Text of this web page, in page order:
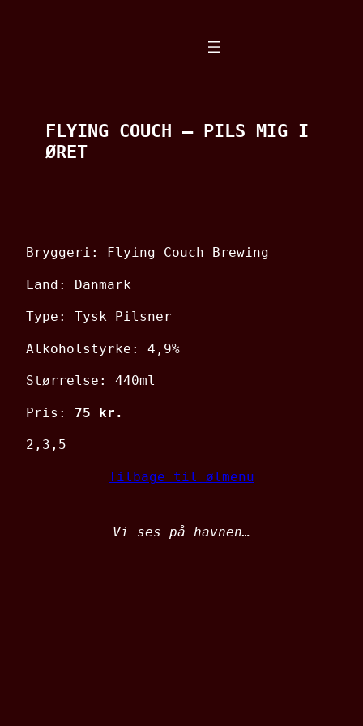
FLYING COUCH – PILS MIG I
ØRET
Bryggeri: Flying Couch Brewing
Land: Danmark
Type: Tysk Pilsner
Alkoholstyrke: 4,9%
Størrelse: 440ml
Pris: 75 kr.
2,3,5
Tilbage til ølmenu
Vi ses på havnen…